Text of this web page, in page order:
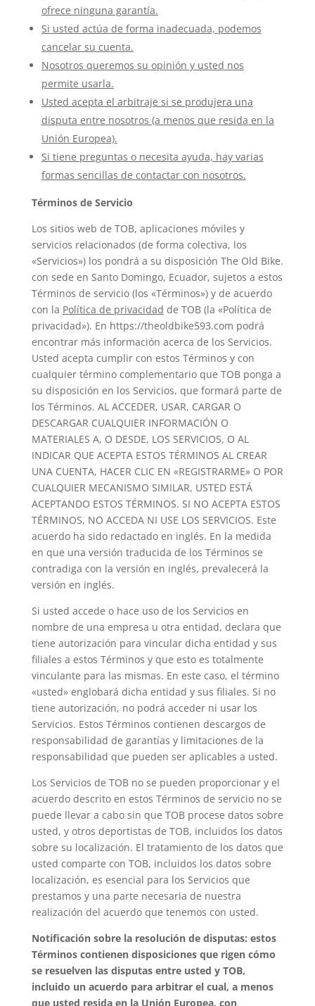
ofrece ninguna garantía.
Si usted actúa de forma inadecuada, podemos
cancelar su cuenta.
Nosotros queremos su opinión y usted nos
permite usarla.
Usted acepta el arbitraje si se produjera una
disputa entre nosotros (a menos que resida en la
Unión Europea).
Si tiene preguntas o necesita ayuda, hay varias
formas sencillas de contactar con nosotros.
Términos de Servicio
Los sitios web de TOB, aplicaciones móviles y
servicios relacionados (de forma colectiva, los
«Servicios») los pondrá a su disposición The Old Bike.
con sede en Santo Domingo, Ecuador, sujetos a estos
Términos de servicio (los «Términos») y de acuerdo
con la Política de privacidad de TOB (la «Política de
privacidad»). En https://theoldbike593.com podrá
encontrar más información acerca de los Servicios.
Usted acepta cumplir con estos Términos y con
cualquier término complementario que TOB ponga a
su disposición en los Servicios, que formará parte de
los Términos. AL ACCEDER, USAR, CARGAR O
DESCARGAR CUALQUIER INFORMACIÓN O
MATERIALES A, O DESDE, LOS SERVICIOS, O AL
INDICAR QUE ACEPTA ESTOS TÉRMINOS AL CREAR
UNA CUENTA, HACER CLIC EN «REGISTRARME» O POR
CUALQUIER MECANISMO SIMILAR, USTED ESTÁ
ACEPTANDO ESTOS TÉRMINOS. SI NO ACEPTA ESTOS
TÉRMINOS, NO ACCEDA NI USE LOS SERVICIOS. Este
acuerdo ha sido redactado en inglés. En la medida
en que una versión traducida de los Términos se
contradiga con la versión en inglés, prevalecerá la
versión en inglés.
Si usted accede o hace uso de los Servicios en
nombre de una empresa u otra entidad, declara que
tiene autorización para vincular dicha entidad y sus
filiales a estos Términos y que esto es totalmente
vinculante para las mismas. En este caso, el término
«usted» englobará dicha entidad y sus filiales. Si no
tiene autorización, no podrá acceder ni usar los
Servicios. Estos Términos contienen descargos de
responsabilidad de garantías y limitaciones de la
responsabilidad que pueden ser aplicables a usted.
Los Servicios de TOB no se pueden proporcionar y el
acuerdo descrito en estos Términos de servicio no se
puede llevar a cabo sin que TOB procese datos sobre
usted, y otros deportistas de TOB, incluidos los datos
sobre su localización. El tratamiento de los datos que
usted comparte con TOB, incluidos los datos sobre
localización, es esencial para los Servicios que
prestamos y una parte necesaria de nuestra
realización del acuerdo que tenemos con usted.
Notificación sobre la resolución de disputas: estos
Términos contienen disposiciones que rigen cómo
se resuelven las disputas entre usted y TOB,
incluido un acuerdo para arbitrar el cual, a menos
que usted resida en la Unión Europea, con